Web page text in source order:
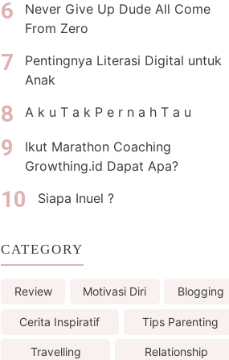
Never Give Up Dude All Come
From Zero
Pentingnya Literasi Digital untuk
Anak
A k u T a k P e r n a h T a u
Ikut Marathon Coaching
Growthing.id Dapat Apa?
Siapa Inuel ?
CATEGORY
Review Motivasi Diri Blogging
Cerita Inspiratif Tips Parenting
Travelling Relationship